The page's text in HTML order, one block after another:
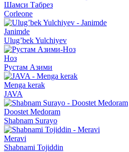
Шамси Табрез
Corleone
Janimde
Ulug’bek Yulchiyev
Ноз
Рустам Азими
Menga kerak
JAVA
Doostet Medoram
Shabnam Surayo
Meravi
Shabnami Tojiddin